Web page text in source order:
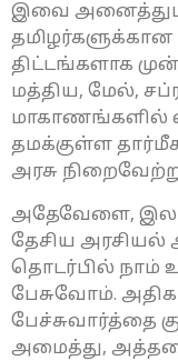
இவை
தமிழர்களுக்கான
திட்டங்களாக
மத்திய, மேல்,
மாகாணங்களில்
தமக்குள்ள
அரசு
அதேவேளை,
தேசிய
தொடர்பில் நாம்
பேசுவோம்.
பேச்சுவார்த்தை
அமைத்து,